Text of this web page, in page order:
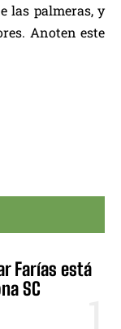
Farías está
SC
las palmeras, y
Anoten este